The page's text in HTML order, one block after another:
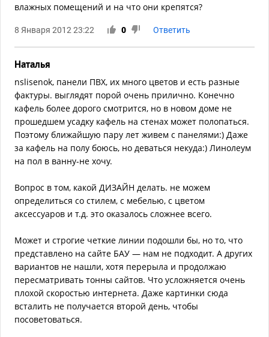
влажных помещений и на что они крепятся?
8 Января 2012 23:22 0 Ответить
Наталья
nslisenok, панели ПВХ, их много цветов и есть разные
фактуры. выглядят порой очень прилично. Конечно
кафель более дорого смотрится, но в новом доме не
прошедшем усадку кафель на стенах может полопаться.
Поэтому ближайшую пару лет живем с панелями:) Даже
за кафель на полу боюсь, но деваться некуда:) Линолеум
на пол в ванну-не хочу.
Вопрос в том, какой ДИЗАЙН делать. не можем
определиться со стилем, с мебелью, с цветом
аксессуаров и т.д. это оказалось сложнее всего.
Может и строгие четкие линии подошли бы, но то, что
представлено на сайте БАУ — нам не подходит. А других
вариантов не нашли, хотя перерыла и продолжаю
пересматривать тонны сайтов. Что усложняется очень
плохой скоростью интернета. Даже картинки сюда
всталить не получается второй день, чтобы
посоветоваться.